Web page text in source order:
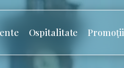
Ospitalitate Promoții